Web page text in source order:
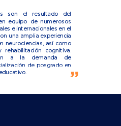
son el resultado del
equipo de numerosos
e internacionales en el
una amplia experiencia
neurociencias, así como
cognitiva.
a la demanda de
de posgrado en